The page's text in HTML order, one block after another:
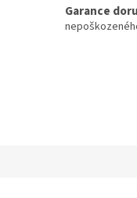
Garance